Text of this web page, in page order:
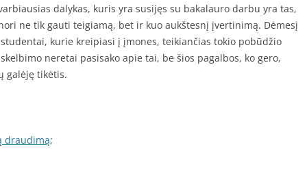
dalykas, kuris yra susijęs su bakalauro darbu yra tas,
ne tik gauti teigiamą, bet ir kuo aukštesnį įvertinimą. Dėmesį
kurie kreipiasi į įmones, teikiančias tokio pobūdžio
neretai pasisako apie tai, be šios pagalbos, ko gero,
galėję tikėtis.
draudimą;